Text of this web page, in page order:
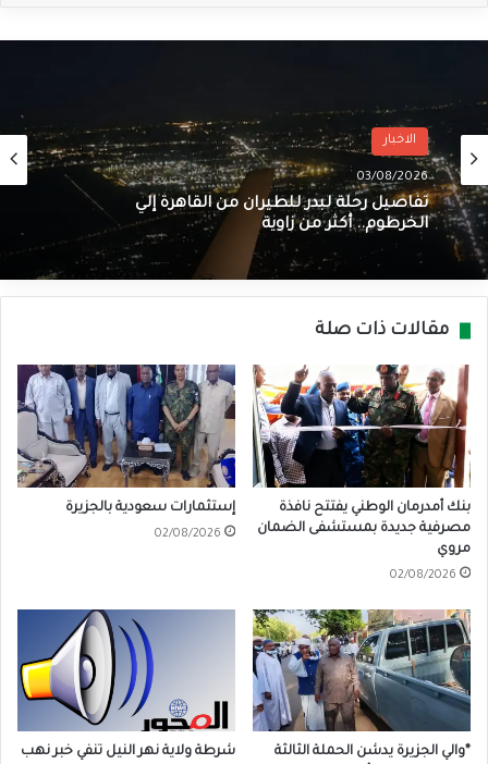
الاخبار
03/08/2026
تفاصيل رحلة لبدر للطيران من القاهرة إلي
الخرطوم.. أكثر من زاوية
مقالات ذات صلة
بنك أمدرمان الوطني يفتتح نافذة
مصرفية جديدة بمستشفى الضمان
مروي
02/08/2026
إستثمارات سعودية بالجزيرة
02/08/2026
*والي الجزيرة يدشن الحملة الثالثة
شرطة ولاية نهر النيل تنفي خبر نهب